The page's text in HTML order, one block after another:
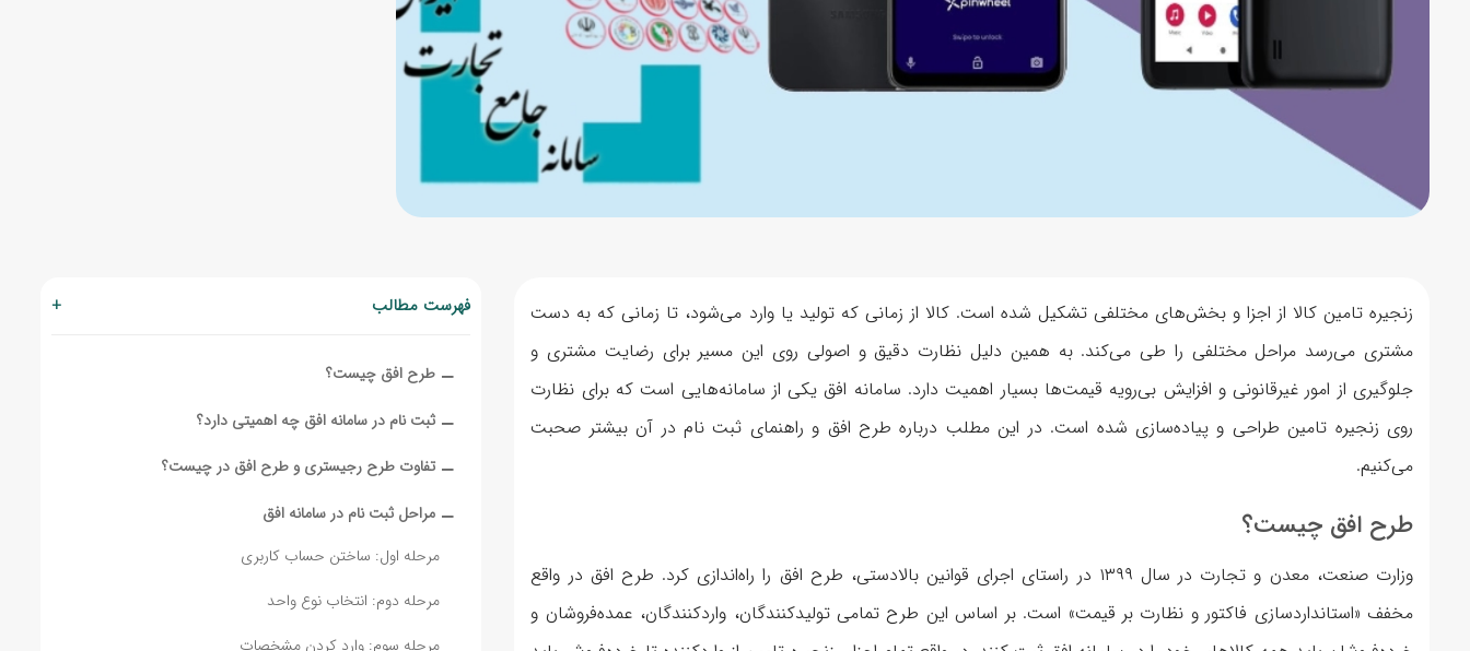
زنجیره تامین کالا از اجزا و بخش‌های مختلفی تشکیل شده است. کالا از زمانی که تولید یا وارد می‌شود، تا زمانی که به دست
مشتری می‌رسد مراحل مختلفی را طی می‌کند. به همین دلیل نظارت دقیق و اصولی روی این مسیر برای رضایت مشتری و
جلوگیری از امور غیرقانونی و افزایش بی‌رویه قیمت‌ها بسیار اهمیت دارد. سامانه افق یکی از سامانه‌هایی است که برای نظارت
روی زنجیره تامین طراحی و پیاده‌سازی شده است. در این مطلب درباره طرح افق و راهنمای ثبت نام در آن بیشتر صحبت
می‌کنیم.
طرح افق چیست؟
وزارت صنعت، معدن و تجارت در سال ۱۳۹۹ در راستای اجرای قوانین بالادستی، طرح افق را راه‌اندازی کرد. طرح افق در واقع
مخفف «استانداردسازی فاکتور و نظارت بر قیمت» است. بر اساس این طرح تمامی تولیدکنندگان، واردکنندگان، عمده‌فروشان و
فهرست مطالب +
‒ طرح افق چیست؟
‒ ثبت نام در سامانه افق چه اهمیتی دارد؟
‒ تفاوت طرح رجیستری و طرح افق در چیست؟
‒ مراحل ثبت نام در سامانه افق
مرحله اول: ساختن حساب کاربری
مرحله دوم: انتخاب نوع واحد
مرحله سوم: وارد کردن مشخصات